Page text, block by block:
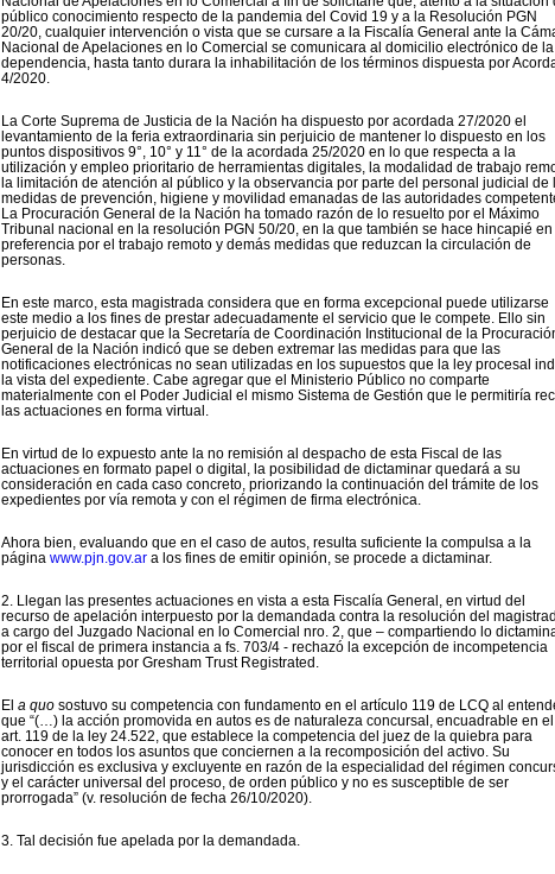
público conocimiento respecto de la pandemia del Covid 19 y a la Resolución PGN
20/20, cualquier intervención o vista que se cursare a la Fiscalía General ante la
Nacional de Apelaciones en lo Comercial se comunicara al domicilio electrónico de la
dependencia, hasta tanto durara la inhabilitación de los términos dispuesta por
4/2020.
La Corte Suprema de Justicia de la Nación ha dispuesto por acordada 27/2020 el
levantamiento de la feria extraordinaria sin perjuicio de mantener lo dispuesto en los
puntos dispositivos 9°, 10° y 11° de la acordada 25/2020 en lo que respecta a la
utilización y empleo prioritario de herramientas digitales, la modalidad de trabajo
la limitación de atención al público y la observancia por parte del personal judicial de
medidas de prevención, higiene y movilidad emanadas de las autoridades
La Procuración General de la Nación ha tomado razón de lo resuelto por el Máximo
Tribunal nacional en la resolución PGN 50/20, en la que también se hace hincapié
preferencia por el trabajo remoto y demás medidas que reduzcan la circulación de
personas.
En este marco, esta magistrada considera que en forma excepcional puede utilizarse
este medio a los fines de prestar adecuadamente el servicio que le compete. Ello sin
perjuicio de destacar que la Secretaría de Coordinación Institucional de la
General de la Nación indicó que se deben extremar las medidas para que las
notificaciones electrónicas no sean utilizadas en los supuestos que la ley procesal
la vista del expediente. Cabe agregar que el Ministerio Público no comparte
materialmente con el Poder Judicial el mismo Sistema de Gestión que le permitiría
las actuaciones en forma virtual.
En virtud de lo expuesto ante la no remisión al despacho de esta Fiscal de las
actuaciones en formato papel o digital, la posibilidad de dictaminar quedará a su
consideración en cada caso concreto, priorizando la continuación del trámite de los
expedientes por vía remota y con el régimen de firma electrónica.
Ahora bien, evaluando que en el caso de autos, resulta suficiente la compulsa a la
página www.pjn.gov.ar a los fines de emitir opinión, se procede a dictaminar.
2. Llegan las presentes actuaciones en vista a esta Fiscalía General, en virtud del
recurso de apelación interpuesto por la demandada contra la resolución del
a cargo del Juzgado Nacional en lo Comercial nro. 2, que – compartiendo lo
por el fiscal de primera instancia a fs. 703/4 - rechazó la excepción de incompetencia
territorial opuesta por Gresham Trust Registrated.
El a quo sostuvo su competencia con fundamento en el artículo 119 de LCQ al
que “(…) la acción promovida en autos es de naturaleza concursal, encuadrable en el
art. 119 de la ley 24.522, que establece la competencia del juez de la quiebra para
conocer en todos los asuntos que conciernen a la recomposición del activo. Su
jurisdicción es exclusiva y excluyente en razón de la especialidad del régimen
y el carácter universal del proceso, de orden público y no es susceptible de ser
prorrogada” (v. resolución de fecha 26/10/2020).
3. Tal decisión fue apelada por la demandada.